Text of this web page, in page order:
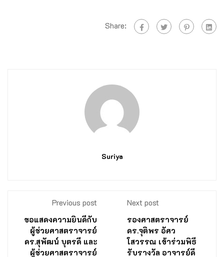
Share:
Suriya
Previous post
ขอแสดงความยินดีกับ
ผู้ช่วยศาสตราจารย์
ดร.สุพัฒน์ บุตรดี และ
ผู้ช่วยศาสตราจารย์
Next post
รองศาสตราจารย์
ดร.จุติพร อัศว
โสวรรณ เข้าร่วมพิธี
รับรางวัล อาจารย์ดี